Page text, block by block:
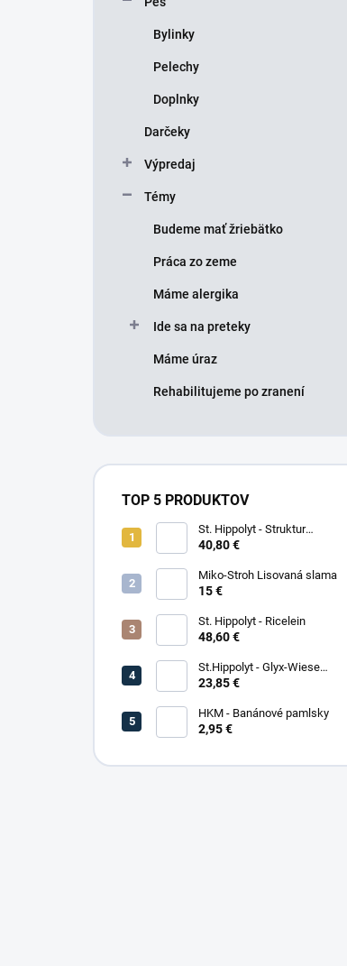
Bylinky
Pelechy
Doplnky
Darčeky
Výpredaj
Témy
Budeme mať žriebätko
Práca zo zeme
Máme alergika
Ide sa na preteky
Máme úraz
Rehabilitujeme po zranení
TOP 5 PRODUKTOV
St. Hippolyt - Struktur
Energetikum
40,80 €
Miko-Stroh Lisovaná slama
15 €
St. Hippolyt - Ricelein
48,60 €
St.Hippolyt - Glyx-Wiese
Seniorfaser
23,85 €
HKM - Banánové pamlsky
2,95 €